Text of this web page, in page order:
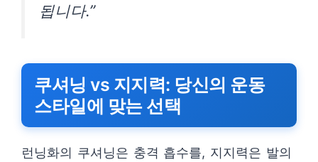
됩니다.”
쿠셔닝 vs 지지력: 당신의 운동
스타일에 맞는 선택
런닝화의 쿠셔닝은 충격 흡수를, 지지력은 발의